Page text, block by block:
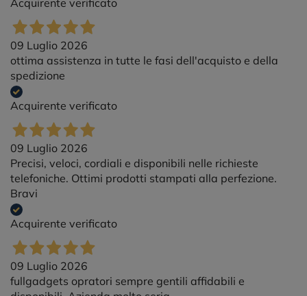
09 Luglio 2026
ottima assistenza in tutte le fasi dell'acquisto e della
spedizione
Acquirente verificato
09 Luglio 2026
Precisi, veloci, cordiali e disponibili nelle richieste
telefoniche. Ottimi prodotti stampati alla perfezione.
Bravi
Acquirente verificato
09 Luglio 2026
fullgadgets opratori sempre gentili affidabili e